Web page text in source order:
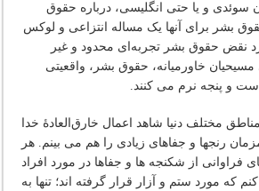
سوئدی و یا حتی انگلیسی، درباره حقوق
بشر برای آنها یک مساله انتزاعی و لوکس
نقض حقوق بشر تجربه‌ای محدود و غیر
خاورمیانه، حقوق بشر، واقعیتی
و پنجه نرم می کنند.
مختلف دنیا شاهد اعمال خارق‌العادۀ خدا
رنجها و جفاهای زیادی را هم می بینم. هر
فراوانی از شکنجه ها و جفاها در مورد افراد
که مورد ستم و آزار قرار گرفته اند؛ تنها به